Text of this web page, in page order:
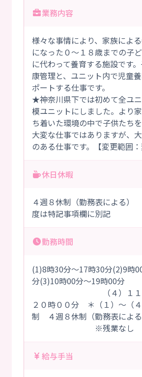
業務内容
様々な事情により、家族によ
になった０～１８歳までの子
に代わって養育する施設です
康管理と、ユニット内で児童
ポートする仕事です。
★神奈川県下では初めて全ユ
模ユニットにしました。より
ち着いた環境の中で子供たちを
大変な仕事ではありますが、
のある仕事です。【変更範囲：
休日休暇
４週８休制（勤務表による）
度は特記事項欄に別記
勤務時間
(1)8時30分～17時30分(2)9時
分(3)10時00分～19時00分
（４）１１時０
２０時００分 ＊（１）～（
制 ４週８休制（勤務表による
※残業なし
給与手当